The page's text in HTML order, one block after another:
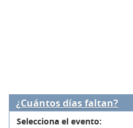
¿Cuántos días faltan?
Selecciona el evento: